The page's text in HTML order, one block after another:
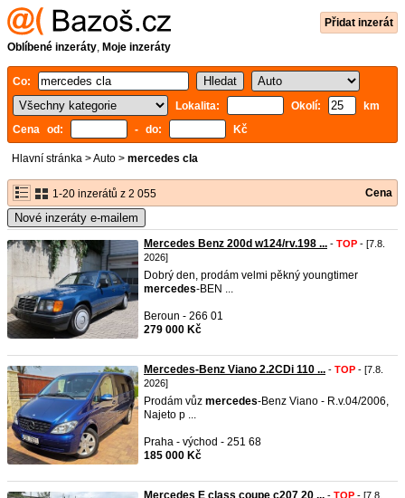
Přidat inzerát
Oblíbené inzeráty, Moje inzeráty
Co:
Lokalita:
Okolí:
km
Cena od:
- do: Kč
Hlavní stránka >Auto > mercedes cla
1-20 inzerátů z 2 055 Cena
Nové inzeráty e-mailem
Mercedes Benz 200d w124/rv.198 ... - TOP - [7.8.
2026]
Dobrý den, prodám velmi pěkný youngtimer
mercedes-BEN ...
Beroun - 266 01
279 000 Kč
Mercedes-Benz Viano 2.2CDi 110 ... - TOP - [7.8.
2026]
Prodám vůz mercedes-Benz Viano - R.v.04/2006,
Najeto p ...
Praha - východ - 251 68
185 000 Kč
Mercedes E class coupe c207 20 ... - TOP - [7.8.